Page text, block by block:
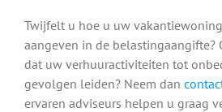
Twijfelt u hoe u uw
aangeven in de
dat uw verhuuractiviteiten tot
gevolgen leiden? Neem dan
ervaren adviseurs helpen u graag